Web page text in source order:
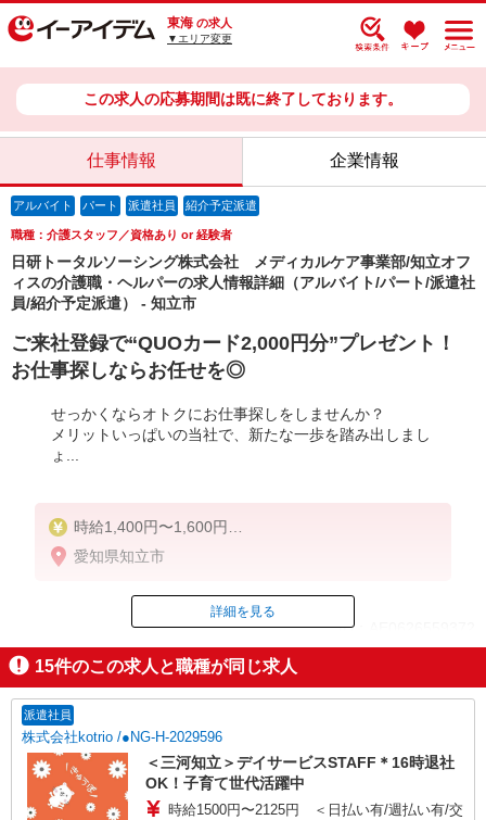
東海 の求人
▼エリア変更
この求人の応募期間は既に終了しております。
仕事情報 企業情報
アルバイト パート 派遣社員 紹介予定派遣
職種：介護スタッフ／資格あり or 経験者
日研トータルソーシング株式会社 メディカルケア事業部/知立オフ
ィスの介護職・ヘルパーの求人情報詳細（アルバイト/パート/派遣社
員/紹介予定派遣） - 知立市
ご来社登録で“QUOカード2,000円分”プレゼント！
お仕事探しならお任せを◎
せっかくならオトクにお仕事探しをしませんか？
メリットいっぱいの当社で、新たな一歩を踏み出しまし
ょ...
時給1,400円〜1,600円
◆無資格・経験者：時給1,400円〜
◆初任者研修・経験者：時給1,500円〜
◆介護福祉士：時給1,600円〜
※経験者は3ヶ月以上
※給与幅は経験・能力による
★週払いOK（規定あり）
愛知県知立市
ID：AE0626559372
掲載期間終了
詳細を見る
15件のこの求人と職種が同じ求人
派遣社員
株式会社kotrio /●NG-H-2029596
＜三河知立＞デイサービスSTAFF＊16時退社
OK！子育て世代活躍中
時給1500円〜2125円 ＜日払い有/週払い有/交